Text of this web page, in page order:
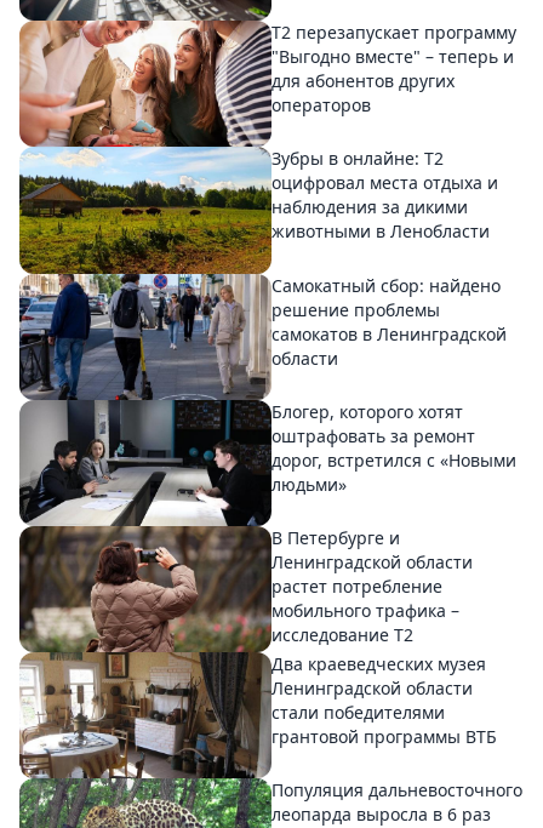
Т2 перезапускает программу
"Выгодно вместе" – теперь и
для абонентов других
операторов
Зубры в онлайне: Т2
оцифровал места отдыха и
наблюдения за дикими
животными в Ленобласти
Самокатный сбор: найдено
решение проблемы
самокатов в Ленинградской
области
Блогер, которого хотят
оштрафовать за ремонт
дорог, встретился с «Новыми
людьми»
В Петербурге и
Ленинградской области
растет потребление
мобильного трафика –
исследование T2
Два краеведческих музея
Ленинградской области
стали победителями
грантовой программы ВТБ
Популяция дальневосточного
леопарда выросла в 6 раз